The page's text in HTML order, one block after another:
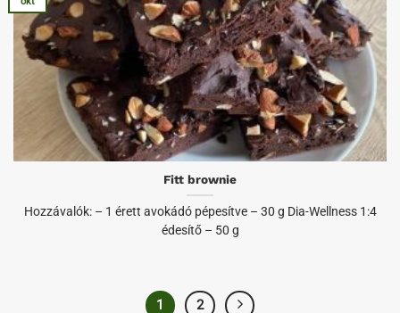
Fitt brownie
Hozzávalók: – 1 érett avokádó pépesítve – 30 g Dia-Wellness 1:4
édesítő – 50 g
1 2